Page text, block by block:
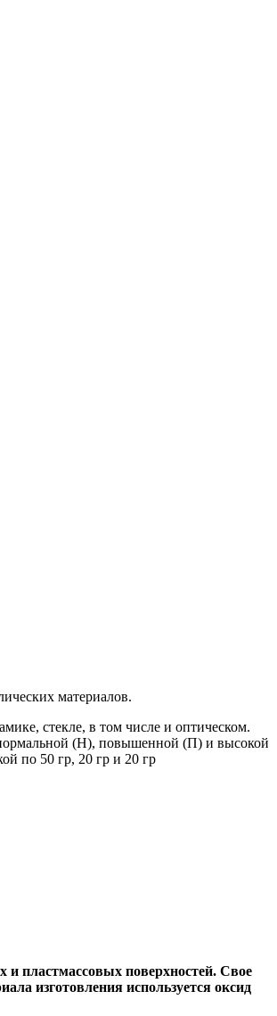
материалов.
стекле, в том числе и оптическом.
(Н), повышенной (П) и высокой
по 50 гр, 20 гр и 20 гр
и пластмассовых поверхностей. Свое
изготовления используется оксид